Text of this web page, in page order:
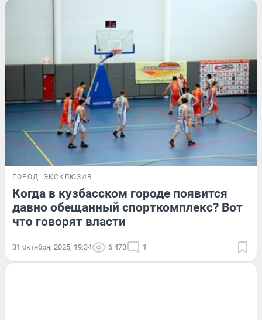
ГОРОД ЭКСКЛЮЗИВ
Когда в кузбасском городе появится
давно обещанный спорткомплекс? Вот
что говорят власти
31 октября, 2025, 19:34 6 473 1